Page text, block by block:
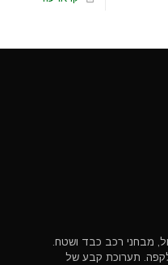
מבחני רכב כבד ושטח.
תערוכת קבע של